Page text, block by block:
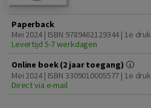
Paperback
Mei 2024 | ISBN 9789462129344 | 1e druk
Levertijd 5-7 werkdagen
Online boek (2 jaar toegang)
Mei 2024 | ISBN 3309010005577 | 1e druk
Direct via e-mail